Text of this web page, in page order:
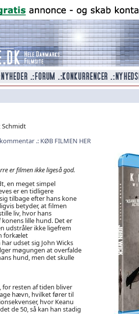
Schmidt
KØB FILMEN HER
er filmen ikke ligeså god.
en meget simpel
er en tidligere
tilbage efter hans kone
betyder, at filmen
liv, hvor hans
lille hund. Det er
udstråler ikke ligefrem
forkælet
udset sig John Wicks
møgungen at overfalde
hund, men det skulle
resten af tiden bliver
hævn, hvilket fører til
hvor Keanu
de 50, så kan han stadig